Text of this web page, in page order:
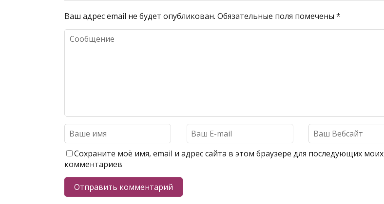
Ваш адрес email не будет опубликован. Обязательные поля помечены *
Сохраните моё имя, email и адрес сайта в этом браузере для последующих моих
комментариев